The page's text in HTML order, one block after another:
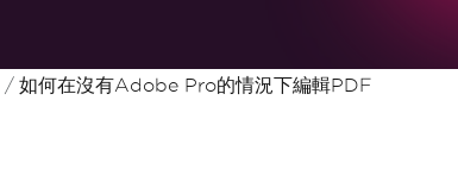
如何在沒有Adobe Pro的情況下編輯PDF